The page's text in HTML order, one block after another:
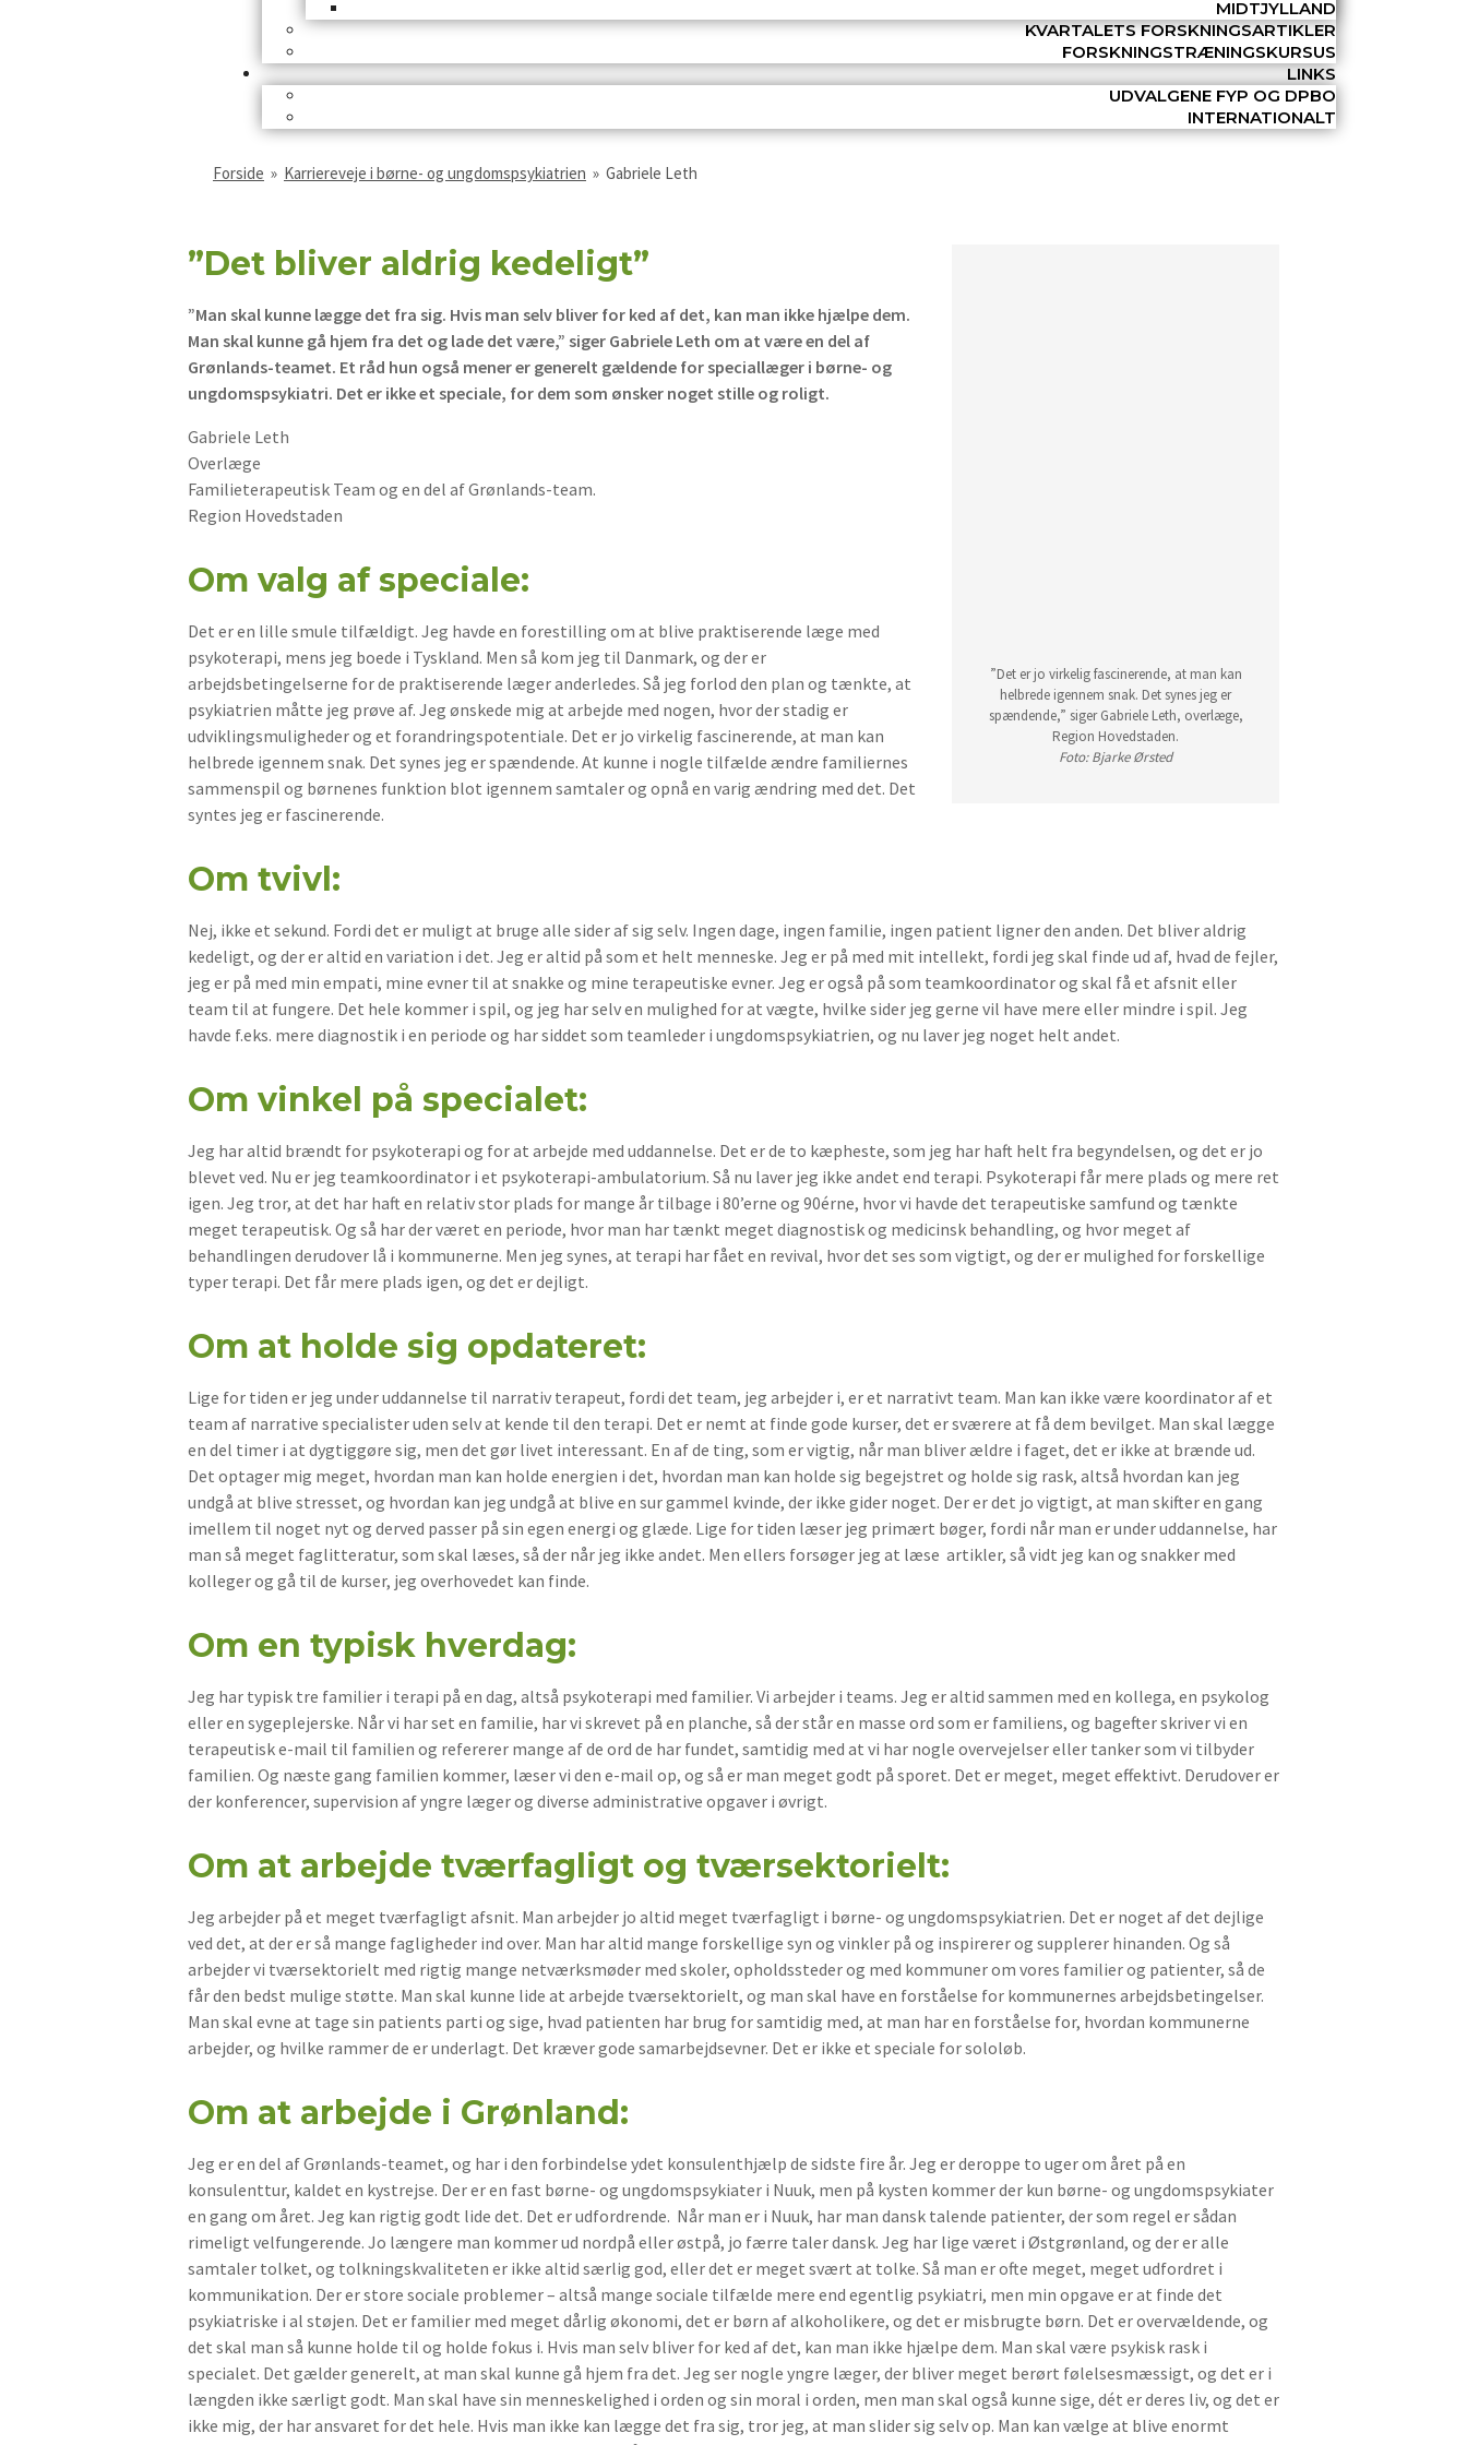
MIDTJYLLAND
KVARTALETS FORSKNINGSARTIKLER
FORSKNINGSTRÆNINGSKURSUS
LINKS
UDVALGENE FYP OG DPBO
INTERNATIONALT
Forside » Karriereveje i børne- og ungdomspsykiatrien » Gabriele Leth
”Det er jo virkelig fascinerende, at man kan
helbrede igennem snak. Det synes jeg er
spændende,” siger Gabriele Leth, overlæge,
Region Hovedstaden.
Foto: Bjarke Ørsted
”Det bliver aldrig kedeligt”
”Man skal kunne lægge det fra sig. Hvis man selv bliver for ked af det, kan man ikke hjælpe dem.
Man skal kunne gå hjem fra det og lade det være,” siger Gabriele Leth om at være en del af
Grønlands-teamet. Et råd hun også mener er generelt gældende for speciallæger i børne- og
ungdomspsykiatri. Det er ikke et speciale, for dem som ønsker noget stille og roligt.
Gabriele Leth
Overlæge
Familieterapeutisk Team og en del af Grønlands-team.
Region Hovedstaden
Om valg af speciale:
Det er en lille smule tilfældigt. Jeg havde en forestilling om at blive praktiserende læge med
psykoterapi, mens jeg boede i Tyskland. Men så kom jeg til Danmark, og der er
arbejdsbetingelserne for de praktiserende læger anderledes. Så jeg forlod den plan og tænkte, at
psykiatrien måtte jeg prøve af. Jeg ønskede mig at arbejde med nogen, hvor der stadig er
udviklingsmuligheder og et forandringspotentiale. Det er jo virkelig fascinerende, at man kan
helbrede igennem snak. Det synes jeg er spændende. At kunne i nogle tilfælde ændre familiernes
sammenspil og børnenes funktion blot igennem samtaler og opnå en varig ændring med det. Det
syntes jeg er fascinerende.
Om tvivl:
Nej, ikke et sekund. Fordi det er muligt at bruge alle sider af sig selv. Ingen dage, ingen familie, ingen patient ligner den anden. Det bliver aldrig
kedeligt, og der er altid en variation i det. Jeg er altid på som et helt menneske. Jeg er på med mit intellekt, fordi jeg skal finde ud af, hvad de fejler,
jeg er på med min empati, mine evner til at snakke og mine terapeutiske evner. Jeg er også på som teamkoordinator og skal få et afsnit eller
team til at fungere. Det hele kommer i spil, og jeg har selv en mulighed for at vægte, hvilke sider jeg gerne vil have mere eller mindre i spil. Jeg
havde f.eks. mere diagnostik i en periode og har siddet som teamleder i ungdomspsykiatrien, og nu laver jeg noget helt andet.
Om vinkel på specialet:
Jeg har altid brændt for psykoterapi og for at arbejde med uddannelse. Det er de to kæpheste, som jeg har haft helt fra begyndelsen, og det er jo
blevet ved. Nu er jeg teamkoordinator i et psykoterapi-ambulatorium. Så nu laver jeg ikke andet end terapi. Psykoterapi får mere plads og mere ret
igen. Jeg tror, at det har haft en relativ stor plads for mange år tilbage i 80’erne og 90érne, hvor vi havde det terapeutiske samfund og tænkte
meget terapeutisk. Og så har der været en periode, hvor man har tænkt meget diagnostisk og medicinsk behandling, og hvor meget af
behandlingen derudover lå i kommunerne. Men jeg synes, at terapi har fået en revival, hvor det ses som vigtigt, og der er mulighed for forskellige
typer terapi. Det får mere plads igen, og det er dejligt.
Om at holde sig opdateret:
Lige for tiden er jeg under uddannelse til narrativ terapeut, fordi det team, jeg arbejder i, er et narrativt team. Man kan ikke være koordinator af et
team af narrative specialister uden selv at kende til den terapi. Det er nemt at finde gode kurser, det er sværere at få dem bevilget. Man skal lægge
en del timer i at dygtiggøre sig, men det gør livet interessant. En af de ting, som er vigtig, når man bliver ældre i faget, det er ikke at brænde ud.
Det optager mig meget, hvordan man kan holde energien i det, hvordan man kan holde sig begejstret og holde sig rask, altså hvordan kan jeg
undgå at blive stresset, og hvordan kan jeg undgå at blive en sur gammel kvinde, der ikke gider noget. Der er det jo vigtigt, at man skifter en gang
imellem til noget nyt og derved passer på sin egen energi og glæde. Lige for tiden læser jeg primært bøger, fordi når man er under uddannelse, har
man så meget faglitteratur, som skal læses, så der når jeg ikke andet. Men ellers forsøger jeg at læse artikler, så vidt jeg kan og snakker med
kolleger og gå til de kurser, jeg overhovedet kan finde.
Om en typisk hverdag:
Jeg har typisk tre familier i terapi på en dag, altså psykoterapi med familier. Vi arbejder i teams. Jeg er altid sammen med en kollega, en psykolog
eller en sygeplejerske. Når vi har set en familie, har vi skrevet på en planche, så der står en masse ord som er familiens, og bagefter skriver vi en
terapeutisk e-mail til familien og refererer mange af de ord de har fundet, samtidig med at vi har nogle overvejelser eller tanker som vi tilbyder
familien. Og næste gang familien kommer, læser vi den e-mail op, og så er man meget godt på sporet. Det er meget, meget effektivt. Derudover er
der konferencer, supervision af yngre læger og diverse administrative opgaver i øvrigt.
Om at arbejde tværfagligt og tværsektorielt:
Jeg arbejder på et meget tværfagligt afsnit. Man arbejder jo altid meget tværfagligt i børne- og ungdomspsykiatrien. Det er noget af det dejlige
ved det, at der er så mange fagligheder ind over. Man har altid mange forskellige syn og vinkler på og inspirerer og supplerer hinanden. Og så
arbejder vi tværsektorielt med rigtig mange netværksmøder med skoler, opholdssteder og med kommuner om vores familier og patienter, så de
får den bedst mulige støtte. Man skal kunne lide at arbejde tværsektorielt, og man skal have en forståelse for kommunernes arbejdsbetingelser.
Man skal evne at tage sin patients parti og sige, hvad patienten har brug for samtidig med, at man har en forståelse for, hvordan kommunerne
arbejder, og hvilke rammer de er underlagt. Det kræver gode samarbejdsevner. Det er ikke et speciale for sololøb.
Om at arbejde i Grønland:
Jeg er en del af Grønlands-teamet, og har i den forbindelse ydet konsulenthjælp de sidste fire år. Jeg er deroppe to uger om året på en
konsulenttur, kaldet en kystrejse. Der er en fast børne- og ungdomspsykiater i Nuuk, men på kysten kommer der kun børne- og ungdomspsykiater
en gang om året. Jeg kan rigtig godt lide det. Det er udfordrende. Når man er i Nuuk, har man dansk talende patienter, der som regel er sådan
rimeligt velfungerende. Jo længere man kommer ud nordpå eller østpå, jo færre taler dansk. Jeg har lige været i Østgrønland, og der er alle
samtaler tolket, og tolkningskvaliteten er ikke altid særlig god, eller det er meget svært at tolke. Så man er ofte meget, meget udfordret i
kommunikation. Der er store sociale problemer – altså mange sociale tilfælde mere end egentlig psykiatri, men min opgave er at finde det
psykiatriske i al støjen. Det er familier med meget dårlig økonomi, det er børn af alkoholikere, og det er misbrugte børn. Det er overvældende, og
det skal man så kunne holde til og holde fokus i. Hvis man selv bliver for ked af det, kan man ikke hjælpe dem. Man skal være psykisk rask i
specialet. Det gælder generelt, at man skal kunne gå hjem fra det. Jeg ser nogle yngre læger, der bliver meget berørt følelsesmæssigt, og det er i
længden ikke særligt godt. Man skal have sin menneskelighed i orden og sin moral i orden, men man skal også kunne sige, dét er deres liv, og det er
ikke mig, der har ansvaret for det hele. Hvis man ikke kan lægge det fra sig, tror jeg, at man slider sig selv op. Man kan vælge at blive enormt